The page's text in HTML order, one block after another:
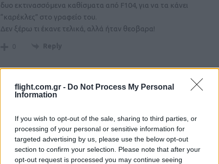
flight.com.gr - Do Not Process My Personal
Information
If you wish to opt-out of the sale, sharing to third parties, or
processing of your personal or sensitive information for
targeted advertising by us, please use the below opt-out
section to confirm your selection. Please note that after your
opt-out request is processed you may continue seeing
δυο εκτινασσόμενα καθίσματα από F104, για να τα κάνει
“καρέκλες” στο γραφείο του.
Δεν ξέρω τι έκανε τελικά, αλλά ήταν θεοβαρα!
0 Reply
Σπύρος
και throttles (HOTAS παρακαλώ, από τα αναβαθμισμένα ντε)
τυλίξτε μου δυο.
0 Reply